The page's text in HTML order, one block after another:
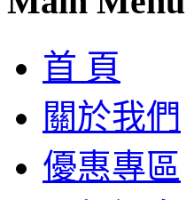
首 頁
關於我們
優惠專區